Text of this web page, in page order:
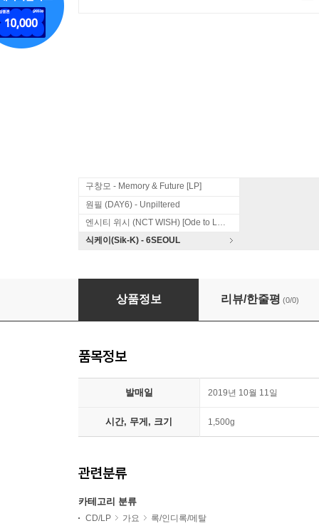
구창모 - Memory & Future [LP]
원필 (DAY6) - Unpiltered
엔시티 위시 (NCT WISH) [Ode to Love]
식케이(Sik-K) - 6SEOUL
윤도현 밴드 (YB) - 10집 : Twilight State
상품정보 리뷰/한줄평 (0/0)
품목정보
발매일 2019년 10월 11일
시간, 무게, 크기 1,500g
관련분류
카테고리 분류
CD/LP 가요 록/인디록/메탈